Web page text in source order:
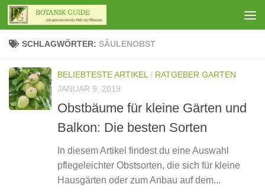
Zum Inhalt springen
SCHLAGWÖRTER: SÄULENOBST
BELIEBTESTE ARTIKEL / RATGEBER GARTEN
JANUAR 9, 2019
Obstbäume für kleine Gärten und
Balkon: Die besten Sorten
In diesem Artikel findest du eine Auswahl
pflegeleichter Obstsorten, die sich für kleine
Hausgärten oder zum Anbau auf dem...